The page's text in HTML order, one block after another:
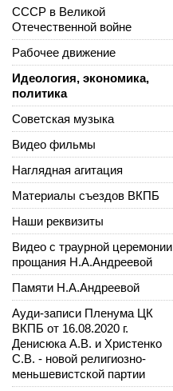
СССР в Великой
Отечественной войне
Рабочее движение
Идеология, экономика,
политика
Советская музыка
Видео фильмы
Наглядная агитация
Материалы съездов ВКПБ
Наши реквизиты
Видео с траурной церемонии
прощания Н.А.Андреевой
Памяти Н.А.Андреевой
Ауди-записи Пленума ЦК
ВКПБ от 16.08.2020 г.
Денисюка А.В. и Христенко
С.В. - новой религиозно-
меньшевистской партии